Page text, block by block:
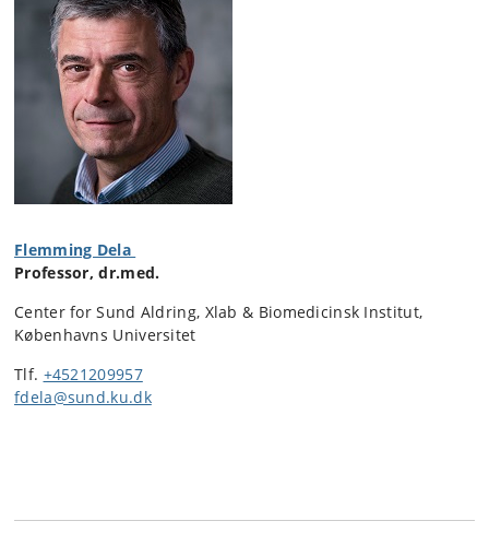
Flemming Dela
Professor, dr.med.
Center for Sund Aldring, Xlab & Biomedicinsk Institut,
Københavns Universitet
Tlf. +4521209957
fdela@sund.ku.dk